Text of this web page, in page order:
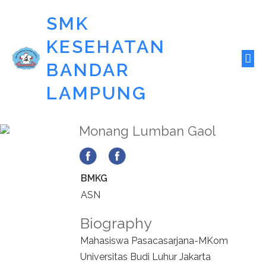
SMK
KESEHATAN
BANDAR
LAMPUNG
Monang Lumban Gaol
BMKG
ASN
Biography
Mahasiswa Pasacasarjana-MKom
Universitas Budi Luhur Jakarta